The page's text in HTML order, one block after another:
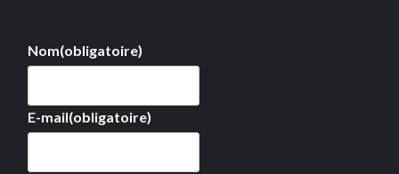
Nom(obligatoire)
E-mail(obligatoire)